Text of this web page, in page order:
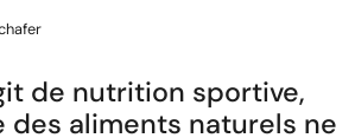
de nutrition sportive,
des aliments naturels ne